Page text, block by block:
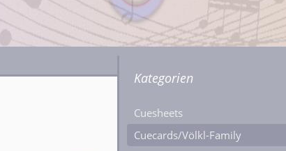
Kategorien
Cuesheets
Cuecards/Völkl-Family